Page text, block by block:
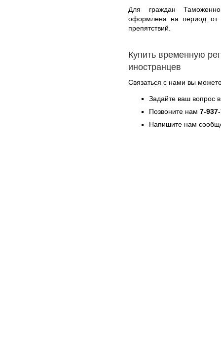
Для граждан
оформлена на период
препятствий.
Купить временную
иностранцев
Связаться с нами вы
Задайте ваш вопрос
Позвоните нам 7-
Напишите нам